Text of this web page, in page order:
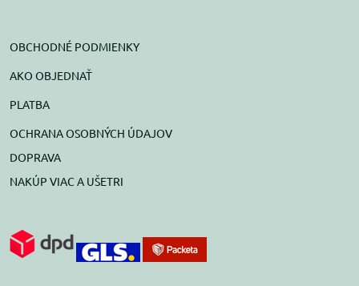
OBCHODNÉ PODMIENKY
AKO OBJEDNAŤ
PLATBA
OCHRANA OSOBNÝCH ÚDAJOV
DOPRAVA
NAKÚP VIAC A UŠETRI